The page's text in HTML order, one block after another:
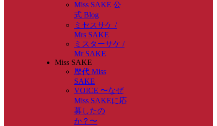
Miss SAKE 公
式 Blog
ミセスサケ /
Mrs SAKE
ミスターサケ /
Mr SAKE
Miss SAKE
歴代 Miss
SAKE
VOICE 〜なぜ
Miss SAKEに応
募したの
か？〜